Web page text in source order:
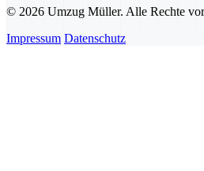
© 2026 Umzug Müller. Alle Rechte
Impressum Datenschutz